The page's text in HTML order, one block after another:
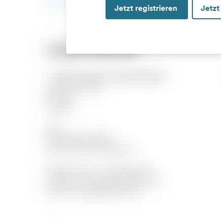
Jetzt registrieren Jetzt